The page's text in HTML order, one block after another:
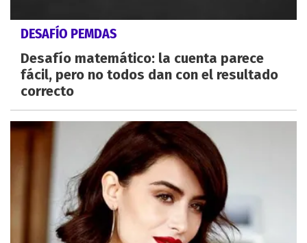
DESAFÍO PEMDAS
Desafío matemático: la cuenta parece
fácil, pero no todos dan con el resultado
correcto